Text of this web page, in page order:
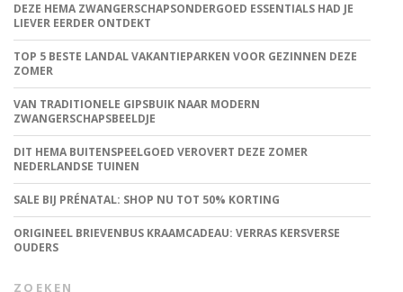
DEZE HEMA ZWANGERSCHAPSONDERGOED ESSENTIALS HAD JE
LIEVER EERDER ONTDEKT
TOP 5 BESTE LANDAL VAKANTIEPARKEN VOOR GEZINNEN DEZE
ZOMER
VAN TRADITIONELE GIPSBUIK NAAR MODERN
ZWANGERSCHAPSBEELDJE
DIT HEMA BUITENSPEELGOED VEROVERT DEZE ZOMER
NEDERLANDSE TUINEN
SALE BIJ PRÉNATAL: SHOP NU TOT 50% KORTING
ORIGINEEL BRIEVENBUS KRAAMCADEAU: VERRAS KERSVERSE
OUDERS
ZOEKEN